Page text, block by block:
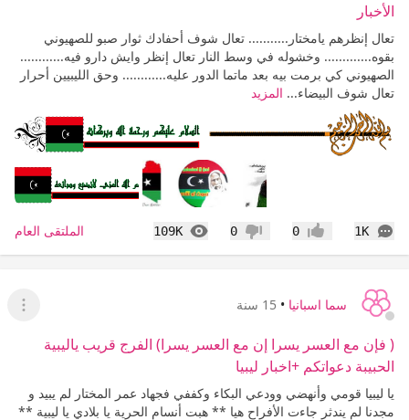
الأخبار
تعال إنظرهم يامختار........... تعال شوف أحفادك ثوار صبو للصهيوني
بقوه............. وخشوله في وسط النار تعال إنظر وايش دارو فيه............
الصهيوني كي برمت بيه بعد ماتما الدور عليه............ وحق الليبيين أحرار
تعال شوف البيضاء... المزيد
1K
التعليقات إعجاب0 عدم إعجاب
0
109K
المشاهدات الملتقى العام
سما اسبانيا • 15 سنة
عرض
( فإن مع العسر يسرا إن مع العسر يسرا) الفرج قريب ياليبية
الحبيبة دعواتكم +اخبار ليبيا
يا ليبيا قومي وأنهضي وودعي البكاء وكففي فجهاد عمر المختار لم يبيد و
مجدنا لم يندثر جاءت الأفراح هيا ** هبت أنسام الحرية يا بلادي يا ليبية **